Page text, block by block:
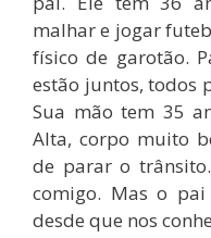
malhar e jogar
físico de garotão.
estão juntos, todos
Sua mão tem 35
Alta, corpo muito
de parar o
comigo. Mas o
desde que nos